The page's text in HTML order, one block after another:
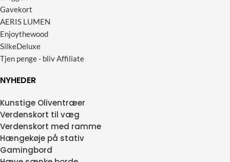
Gavekort
AERIS LUMEN
Enjoythewood
SilkeDeluxe
Tjen penge - bliv Affiliate
NYHEDER
Kunstige Oliventræer
Verdenskort til væg
Verdenskort med ramme
Hængekøje på stativ
Gamingbord